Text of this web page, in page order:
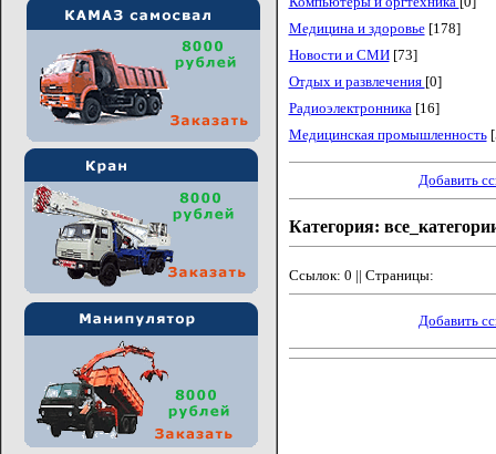
Медицина и здоровье[178]
Новости и СМИ[73]
Отдых и развлечения [0]
Радиоэлектронника[16]
Медицинская промышленность
Добавить
Категория:
Ссылок: 0 || Страницы:
Добавить